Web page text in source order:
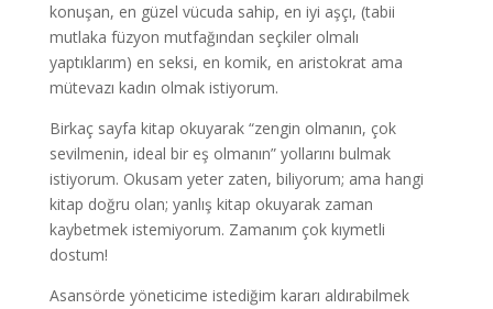
konuşan, en güzel vücuda sahip, en iyi aşçı, (tabii
mutlaka füzyon mutfağından seçkiler olmalı
yaptıklarım) en seksi, en komik, en aristokrat ama
mütevazı kadın olmak istiyorum.
Birkaç sayfa kitap okuyarak “zengin olmanın, çok
sevilmenin, ideal bir eş olmanın” yollarını bulmak
istiyorum. Okusam yeter zaten, biliyorum; ama hangi
kitap doğru olan; yanlış kitap okuyarak zaman
kaybetmek istemiyorum. Zamanım çok kıymetli
dostum!
Asansörde yöneticime istediğim kararı aldırabilmek